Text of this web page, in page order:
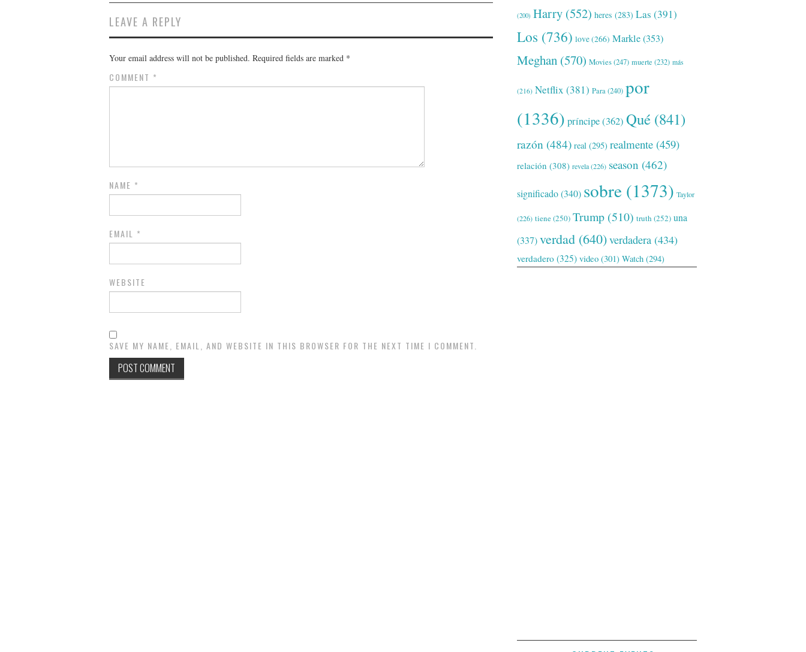
LEAVE A REPLY
Your email address will not be published. Required fields are marked *
COMMENT *
NAME *
EMAIL *
WEBSITE
SAVE MY NAME, EMAIL, AND WEBSITE IN THIS BROWSER FOR THE NEXT TIME I COMMENT.
(200) Harry (552) heres (283) Las (391)
Los (736) love(266) Markle(353)
Meghan (570) Movies(247) muerte (232) más
(216) Netflix (381) Para(240) por
(1336) príncipe(362) Qué (841)
razón (484) real (295) realmente (459)
relación (308) revela(226) season (462)
significado(340) sobre (1373) Taylor
(226) tiene(250) Trump (510) truth (252) una
(337)verdad (640)verdadera (434)
verdadero (325) video (301) Watch (294)